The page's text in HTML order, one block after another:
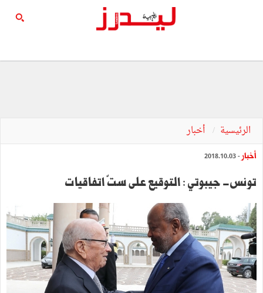
الرئيسية أخبار
أخبار - 2018.10.03
تونس- جيبوتي : التوقيع على ستّ اتفاقيات